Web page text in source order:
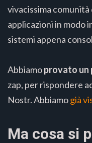
vivacissima
applicazioni in modo
sistemi appena
Abbiamoprovato un
zap, per rispondere
Nostr. Abbiamogià
Ma cosa si